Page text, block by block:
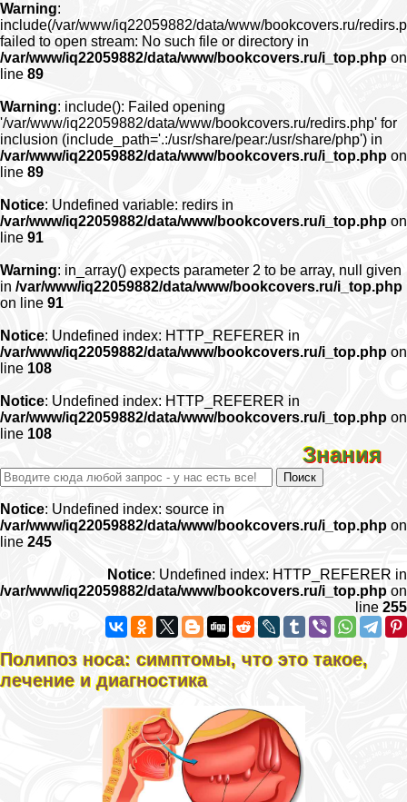
Warning:
include(/var/www/iq22059882/data/www/bookcovers.ru/
failed to open stream: No such file or directory in
/var/www/iq22059882/data/www/bookcovers.ru/i_top.php on
line 89
Warning: include(): Failed opening
'/var/www/iq22059882/data/www/bookcovers.ru/redirs.php' for
inclusion (include_path='.:/usr/share/pear:/usr/share/php') in
/var/www/iq22059882/data/www/bookcovers.ru/i_top.php on
line 89
Notice: Undefined variable: redirs in
/var/www/iq22059882/data/www/bookcovers.ru/i_top.php on
line 91
Warning: in_array() expects parameter 2 to be array, null given
in /var/www/iq22059882/data/www/bookcovers.ru/i_top.php
on line 91
Notice: Undefined index: HTTP_REFERER in
/var/www/iq22059882/data/www/bookcovers.ru/i_top.php on
line 108
Notice: Undefined index: HTTP_REFERER in
/var/www/iq22059882/data/www/bookcovers.ru/i_top.php on
line 108
Знания
Notice: Undefined index: source in
/var/www/iq22059882/data/www/bookcovers.ru/i_top.php on
line 245
Notice: Undefined index: HTTP_REFERER in
/var/www/iq22059882/data/www/bookcovers.ru/i_top.php on
line 255
Полипоз носа: симптомы, что это такое,
лечение и диагностика